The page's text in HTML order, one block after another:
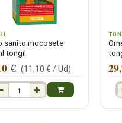
sanito mocosete
tongil
€ (11,10 € /Ud)